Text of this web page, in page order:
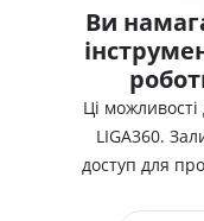
Ви
Ці можливості
LIGA360.
доступ для